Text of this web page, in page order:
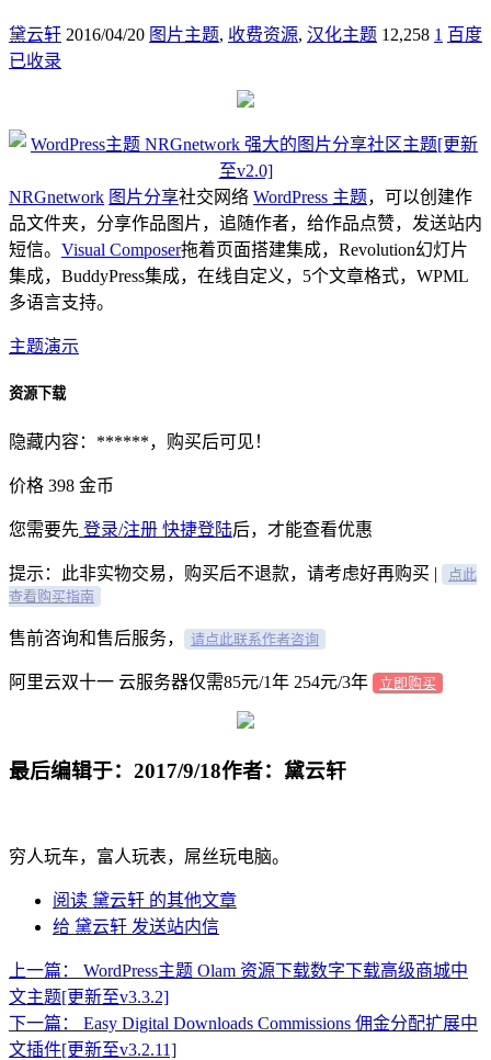
黛云轩 2016/04/20 图片主题, 收费资源, 汉化主题 12,258 1 百度
已收录
NRGnetwork 图片分享社交网络 WordPress 主题，可以创建作
品文件夹，分享作品图片，追随作者，给作品点赞，发送站内
短信。 Visual Composer拖着页面搭建集成，Revolution幻灯片
集成，BuddyPress集成，在线自定义，5个文章格式，WPML
多语言支持。
主题演示
资源下载
隐藏内容：******，购买后可见！
价格 398 金币
您需要先 登录/注册 快捷登陆后，才能查看优惠
提示：此非实物交易，购买后不退款，请考虑好再购买 |
点此
查看购买指南
售前咨询和售后服务， 请点此联系作者咨询
阿里云双十一 云服务器仅需85元/1年 254元/3年 立即购买
最后编辑于：2017/9/18作者：黛云轩
穷人玩车，富人玩表，屌丝玩电脑。
阅读 黛云轩 的其他文章
给 黛云轩 发送站内信
上一篇：
WordPress主题 Olam 资源下载数字下载高级商城中
文主题[更新至v3.3.2]
下一篇：
Easy Digital Downloads Commissions 佣金分配扩展中
文插件[更新至v3.2.11]